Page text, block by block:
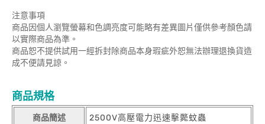
注意事項
商品因個人瀏覽螢幕和色調亮度可能略有差異圖片僅供參考顏色請
以實際商品為準。
商品恕不提供試用一經拆封除商品本身瑕疵外恕無法辦理退換貨造
成不便請見諒。
商品規格
商品簡述 2500V高壓電力迅速擊斃蚊蟲